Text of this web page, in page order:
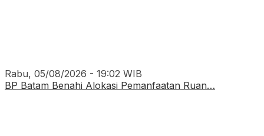
Rabu, 05/08/2026 - 19:02 WIB
BP Batam Benahi Alokasi Pemanfaatan Ruan…